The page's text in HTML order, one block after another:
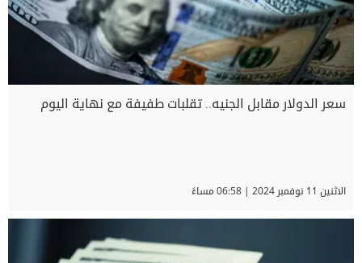
سعر الدولار مقابل الجنيه.. تقلبات طفيفة مع نهاية اليوم
الاثنين 11 نوفمبر 2024 | 06:58 مساءً